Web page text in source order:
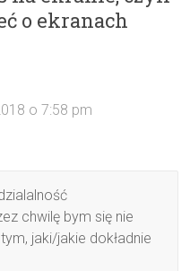
o ekranach
o 7:58 pm
chwilę bym się nie
jaki/jakie dokładnie